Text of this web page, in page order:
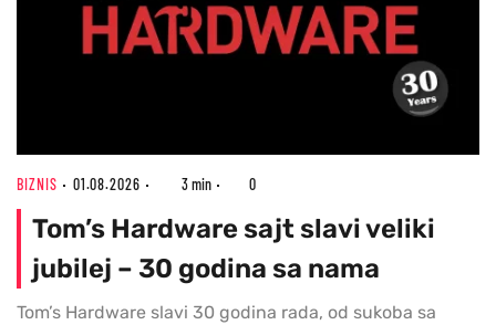
BIZNIS 01.08.2026 3 min 0
Tom’s Hardware sajt slavi veliki
jubilej – 30 godina sa nama
Tom’s Hardware slavi 30 godina rada, od sukoba sa